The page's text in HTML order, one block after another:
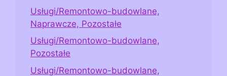
Usługi/Remontowo-budowlane,
Naprawcze, Pozostałe
Usługi/Remontowo-budowlane,
Pozostałe
Usługi/Remontowo-budowlane,